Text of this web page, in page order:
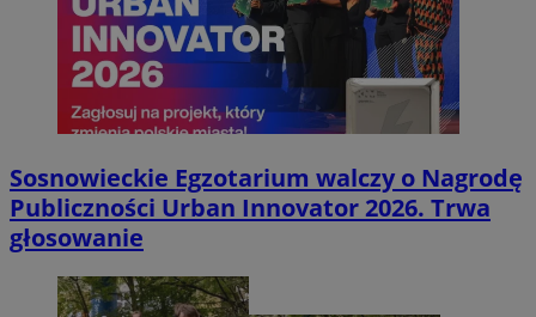
Sosnowieckie Egzotarium walczy o Nagrodę
Publiczności Urban Innovator 2026. Trwa
głosowanie